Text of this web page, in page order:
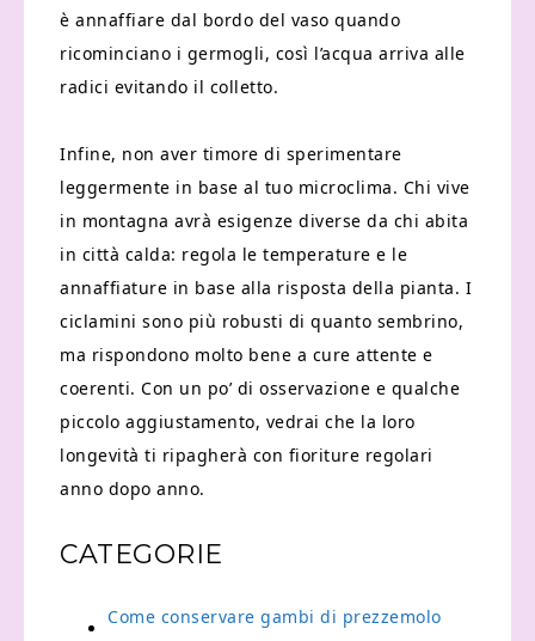
è annaffiare dal bordo del vaso quando
ricominciano i germogli, così l’acqua arriva alle
radici evitando il colletto.
Infine, non aver timore di sperimentare
leggermente in base al tuo microclima. Chi vive
in montagna avrà esigenze diverse da chi abita
in città calda: regola le temperature e le
annaffiature in base alla risposta della pianta. I
ciclamini sono più robusti di quanto sembrino,
ma rispondono molto bene a cure attente e
coerenti. Con un po’ di osservazione e qualche
piccolo aggiustamento, vedrai che la loro
longevità ti ripagherà con fioriture regolari
anno dopo anno.
CATEGORIE
Come conservare gambi di prezzemolo​